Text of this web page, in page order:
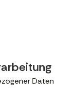
Daten